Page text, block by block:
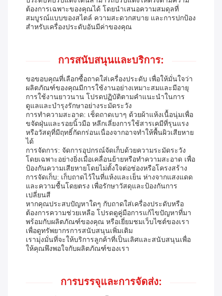
ต้องการเฉพาะของคุณได้ โดยนำเสนอความสมดุลที่
สมบูรณ์แบบของสไตล์ ความสะดวกสบาย และการปกป้อง
สำหรับเครื่องประดับอันมีค่าของคุณ
การสนับสนุนและบริการ:
ขอขอบคุณที่เลือกซื้อถาดใส่เครื่องประดับ เพื่อให้มั่นใจว่า
ผลิตภัณฑ์ของคุณมีการใช้งานอย่างเหมาะสมและมีอายุ
การใช้งานยาวนาน โปรดปฏิบัติตามคำแนะนำในการ
ดูแลและบำรุงรักษาอย่างระมัดระวัง
การทำความสะอาด: เช็ดถาดเบาๆ ด้วยผ้าแห้งเนื้อนุ่มเพื่อ
ขจัดฝุ่นและรอยนิ้วมือ หลีกเลี่ยงการใช้สารเคมีที่รุนแรง
หรือวัสดุที่มีฤทธิ์กัดกร่อนเนื่องจากอาจทำให้พื้นผิวเสียหาย
ได้
การจัดการ: จัดการอุปกรณ์จัดเก็บด้วยความระมัดระวัง
โดยเฉพาะอย่างยิ่งเมื่อเคลื่อนย้ายหรือทำความสะอาด เพื่อ
ป้องกันความเสียหายโดยไม่ตั้งใจต่อช่องหรือโครงสร้าง
การจัดเก็บ: เก็บถาดไว้ในที่แห้งและเย็น ห่างจากแสงแดด
และความชื้นโดยตรง เพื่อรักษาวัสดุและป้องกันการ
เปลี่ยนสี
หากคุณประสบปัญหาใดๆ กับถาดใส่เครื่องประดับหรือ
ต้องการความช่วยเหลือ โปรดดูคู่มือการแก้ไขปัญหาที่มา
พร้อมกับผลิตภัณฑ์ของคุณ หรือเยี่ยมชมเว็บไซต์ของเรา
เพื่อดูทรัพยากรการสนับสนุนเพิ่มเติม
เรามุ่งมั่นที่จะให้บริการลูกค้าที่เป็นเลิศและสนับสนุนเพื่อ
ให้คุณพึงพอใจกับผลิตภัณฑ์ของเรา
การบรรจุและการจัดส่ง: